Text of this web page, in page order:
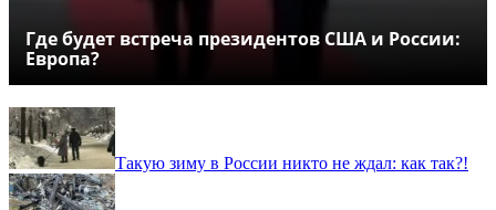
Где будет встреча президентов США и России:
Европа?
Такую зиму в России никто не ждал: как так?!